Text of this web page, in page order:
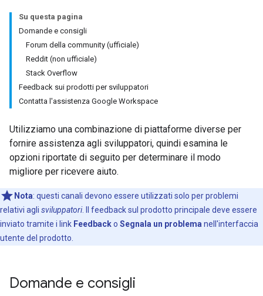
Su questa pagina
Domande e consigli
Forum della community (ufficiale)
Reddit (non ufficiale)
Stack Overflow
Feedback sui prodotti per sviluppatori
Contatta l'assistenza Google Workspace
Utilizziamo una combinazione di piattaforme diverse per
fornire assistenza agli sviluppatori, quindi esamina le
opzioni riportate di seguito per determinare il modo
migliore per ricevere aiuto.
Nota: questi canali devono essere utilizzati solo per problemi
relativi agli sviluppatori. Il feedback sul prodotto principale deve essere
inviato tramite i link Feedbacko Segnala un problema nell'interfaccia
utente del prodotto.
Domande e consigli